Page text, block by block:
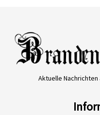
Aktuelle Nachrichten